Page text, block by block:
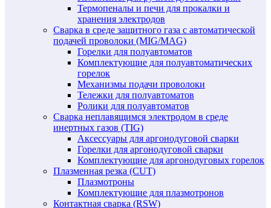
Термопеналы и печи для прокалки и
хранения электродов
Сварка в среде защитного газа с автоматической
подачей проволоки (MIG/MAG)
Горелки для полуавтоматов
Комплектующие для полуавтоматических
горелок
Механизмы подачи проволоки
Тележки для полуавтоматов
Ролики для полуавтоматов
Сварка неплавящимся электродом в среде
инертных газов (TIG)
Аксессуары для аргонодуговой сварки
Горелки для аргонодуговой сварки
Комплектующие для аргонодуговых горелок
Плазменная резка (CUT)
Плазмотроны
Комплектующие для плазмотронов
Контактная сварка (RSW)